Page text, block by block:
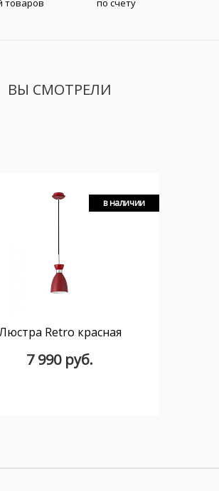
товаров
по счету
ВЫ СМОТРЕЛИ
в наличии
Retro красная
7 990 руб.